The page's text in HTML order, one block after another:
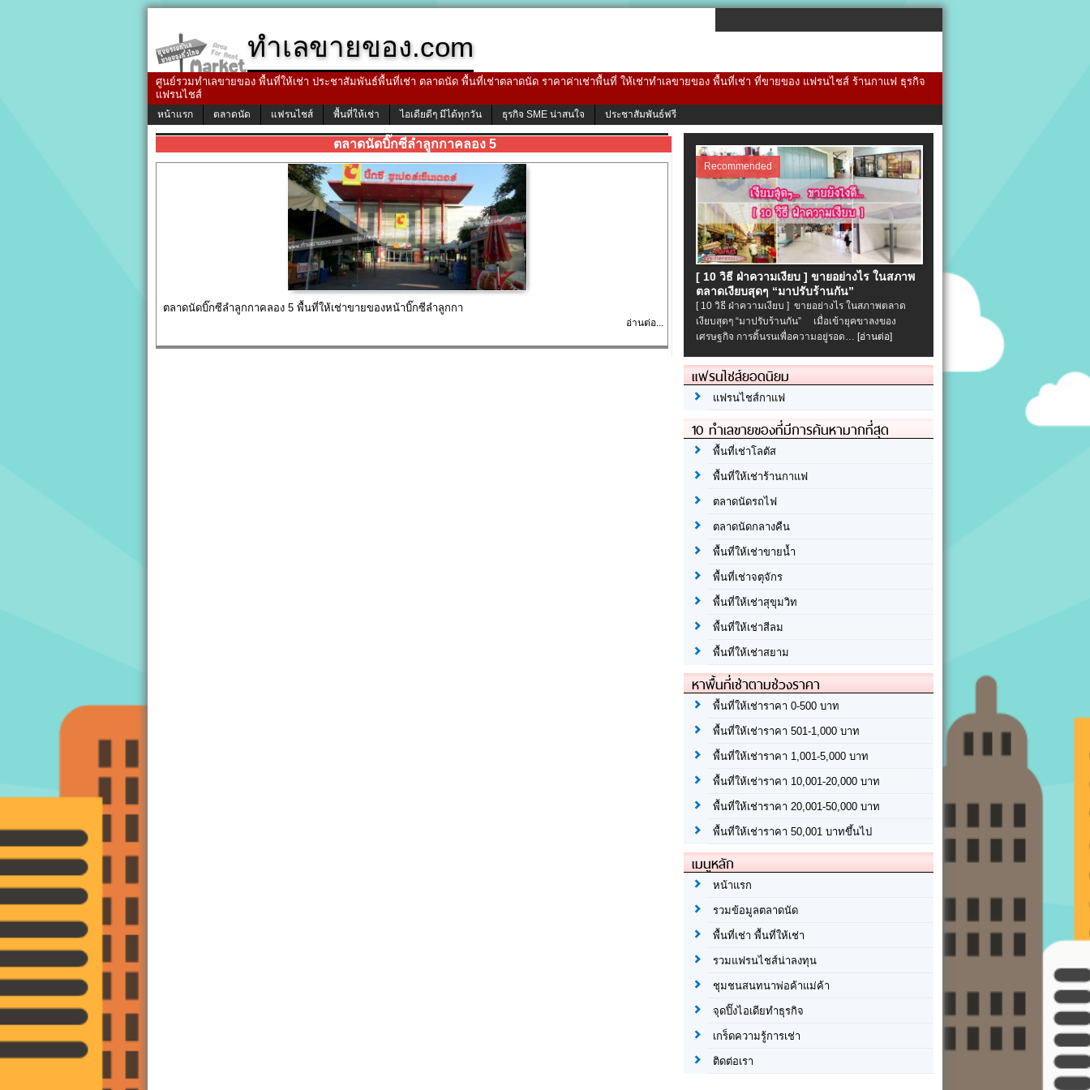
ทำเลขายของ.com
ศูนย์รวมทำเลขายของ พื้นที่ให้เช่า ประชาสัมพันธ์พื้นที่เช่า ตลาดนัด พื้นที่เช่าตลาดนัด ราคาค่าเช่าพื้นที่ ให้เช่าทำเลขายของ พื้นที่เช่า ที่ขายของ แฟรนไชส์ ร้านกาแฟ ธุรกิจ
แฟรนไชส์
หน้าแรก ตลาดนัด แฟรนไชส์ พื้นที่ให้เช่า ไอเดียดีๆ มีได้ทุกวัน ธุรกิจ SME น่าสนใจ ประชาสัมพันธ์ฟรี
ตลาดนัดบิ๊กซีลำลูกกาคลอง 5
ตลาดนัดบิ๊กซีลำลูกกาคลอง 5 พื้นที่ให้เช่าขายของหน้าบิ๊กซีลำลูกกา
อ่านต่อ...
Recommended
[ 10 วิธี ฝ่าความเงียบ ] ขายอย่างไร ในสภาพ
ตลาดเงียบสุดๆ “มาปรับร้านกัน”
[ 10 วิธี ฝ่าความเงียบ ] ขายอย่างไร ในสภาพตลาด
เงียบสุดๆ “มาปรับร้านกัน” เมื่อเข้ายุคขาลงของ
เศรษฐกิจ การดิ้นรนเพื่อความอยู่รอด… [อ่านต่อ]
แฟรนไชส์ยอดนิยม
แฟรนไชส์กาแฟ
10 ทำเลขายของที่มีการค้นหามากที่สุด
พื้นที่เช่าโลตัส
พื้นที่ให้เช่าร้านกาแฟ
ตลาดนัดรถไฟ
ตลาดนัดกลางคืน
พื้นที่ให้เช่าขายน้ำ
พื้นที่เช่าจตุจักร
พื้นที่ให้เช่าสุขุมวิท
พื้นที่ให้เช่าสีลม
พื้นที่ให้เช่าสยาม
หาพื้นที่เช่าตามช่วงราคา
พื้นที่ให้เช่าราคา 0-500 บาท
พื้นที่ให้เช่าราคา 501-1,000 บาท
พื้นที่ให้เช่าราคา 1,001-5,000 บาท
พื้นที่ให้เช่าราคา 10,001-20,000 บาท
พื้นที่ให้เช่าราคา 20,001-50,000 บาท
พื้นที่ให้เช่าราคา 50,001 บาทขึ้นไป
เมนูหลัก
หน้าแรก
รวมข้อมูลตลาดนัด
พื้นที่เช่า พื้นที่ให้เช่า
รวมแฟรนไชส์น่าลงทุน
ชุมชนสนทนาพ่อค้าแม่ค้า
จุดปิ๊งไอเดียทำธุรกิจ
เกร็ดความรู้การเช่า
ติดต่อเรา